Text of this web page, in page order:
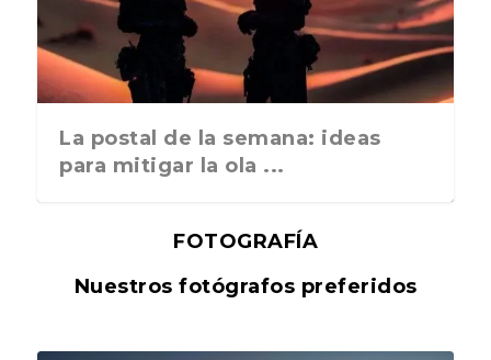
La postal de la semana: ideas
para mitigar la ola ...
FOTOGRAFÍA
Nuestros fotógrafos preferidos